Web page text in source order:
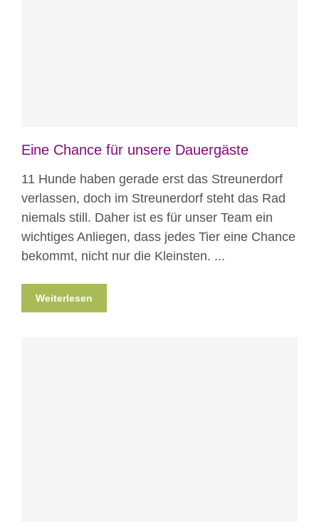
Eine Chance für unsere Dauergäste
11 Hunde haben gerade erst das Streunerdorf
verlassen, doch im Streunerdorf steht das Rad
niemals still. Daher ist es für unser Team ein
wichtiges Anliegen, dass jedes Tier eine Chance
bekommt, nicht nur die Kleinsten. ...
Weiterlesen